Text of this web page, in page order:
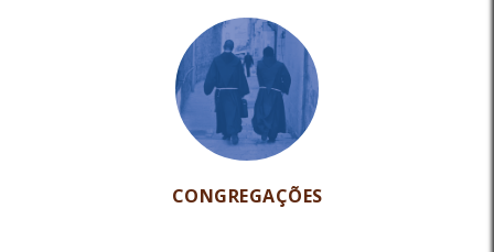
CONGREGAÇÕES